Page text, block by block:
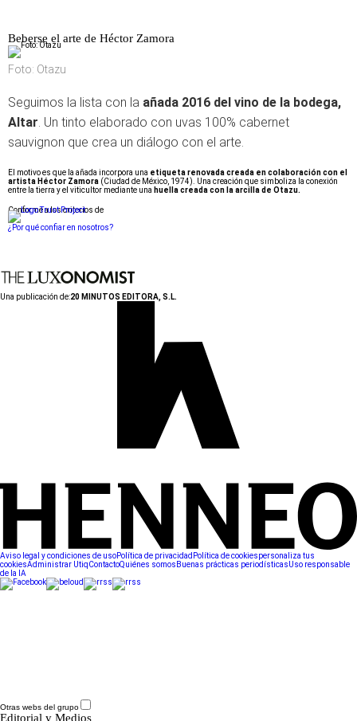
Beberse el arte de Héctor Zamora
Foto: Otazu
Seguimos la lista con la añada 2016 del vino de la bodega,
Altar. Un tinto elaborado con uvas 100% cabernet
sauvignon que crea un diálogo con el arte.
El motivo es que la añada incorpora una etiqueta renovada creada en colaboración con el
artista Héctor Zamora (Ciudad de México, 1974). Una creación que simboliza la conexión
entre la tierra y el viticultor mediante una huella creada con la arcilla de Otazu.
Conforme a los criterios de
¿Por qué confiar en nosotros?
Una publicación de:20 MINUTOS EDITORA, S.L.
Aviso legal y condiciones de usoPolítica de privacidad Política de cookiespersonaliza tus
cookiesAdministrar UtiqContactoQuiénes somos Buenas prácticas periodísticasUso responsable
de la IA
Otras webs del grupo
Editorial y Medios